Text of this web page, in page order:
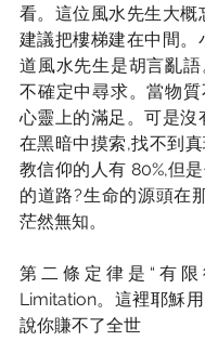
看。這位風水先生大概
建議把樓梯建在中間。
道風水先生是胡言亂
不確定中尋求。當物
心靈上的滿足。可是沒
在黑暗中摸索,找不到
教信仰的人有 80%,但
的道路?生命的源頭在
茫然無知。
第二條定律是“有限
Limitation。這裡耶穌用
說你賺不了全世